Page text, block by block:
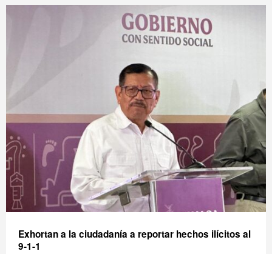
Exhortan a la ciudadanía a reportar hechos ilícitos al
9-1-1